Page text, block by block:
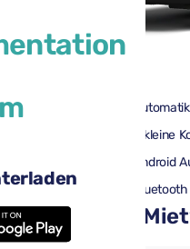
2 kleine
Android
Bluetooth
für Ihren